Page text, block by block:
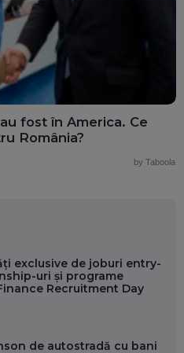
fost în America. Ce
România?
by Taboola
exclusive de joburi entry-
uri și programe
Recruitment Day
de autostradă cu bani